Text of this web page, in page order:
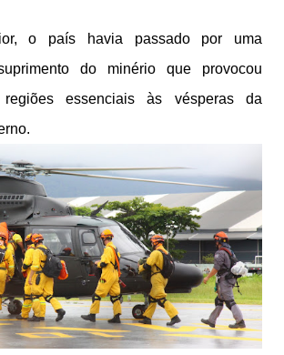
o país havia passado por uma
do minério que provocou
essenciais às vésperas da